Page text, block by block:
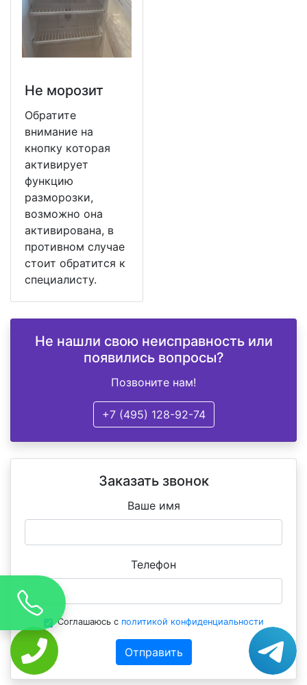
Не морозит
Обратите
внимание на
кнопку которая
активирует
функцию
разморозки,
возможно она
активирована, в
противном случае
стоит обратится к
специалисту.
Не нашли свою неисправность или
появились вопросы?
Позвоните нам!
+7 (495) 128-92-74
Заказать звонок
Ваше имя
Телефон
Соглашаюсь с политикой конфиденциальности
Отправить